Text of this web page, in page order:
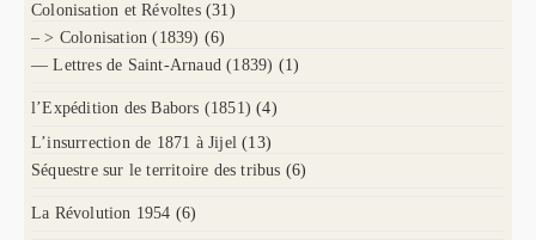
Colonisation et Révoltes (31)
– > Colonisation (1839) (6)
— Lettres de Saint-Arnaud (1839) (1)
l’Expédition des Babors (1851) (4)
L’insurrection de 1871 à Jijel (13)
Séquestre sur le territoire des tribus (6)
La Révolution 1954 (6)